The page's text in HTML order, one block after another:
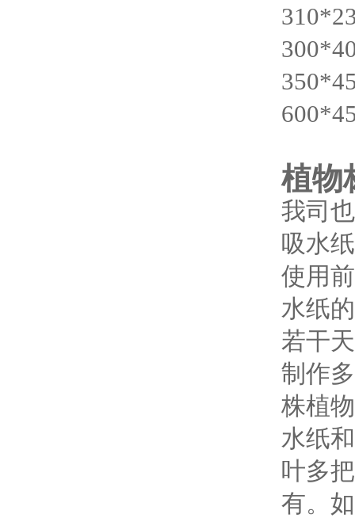
植物
我司
吸水
使用
水纸
若干
制作
株植
水纸
叶多
有。